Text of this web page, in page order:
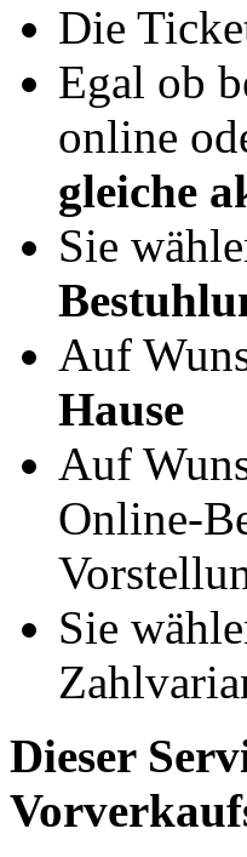
Die
Egal ob
online
gleiche
Sie
Auf
Hause
Auf
Online-
Sie
Dieser